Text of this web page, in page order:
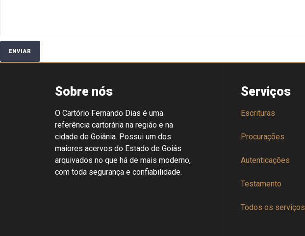
Sobre nós
O Cartório Fernando Dias é uma
referência cartorária na região e na
cidade de Goiânia. Possui um dos
maiores acervos do Estado de Goiás
arquivados no que há de mais moderno,
com toda segurança e confiabilidade.
Serviços
Escrituras
Procurações
Autenticações
Testamento
Todos os serviços